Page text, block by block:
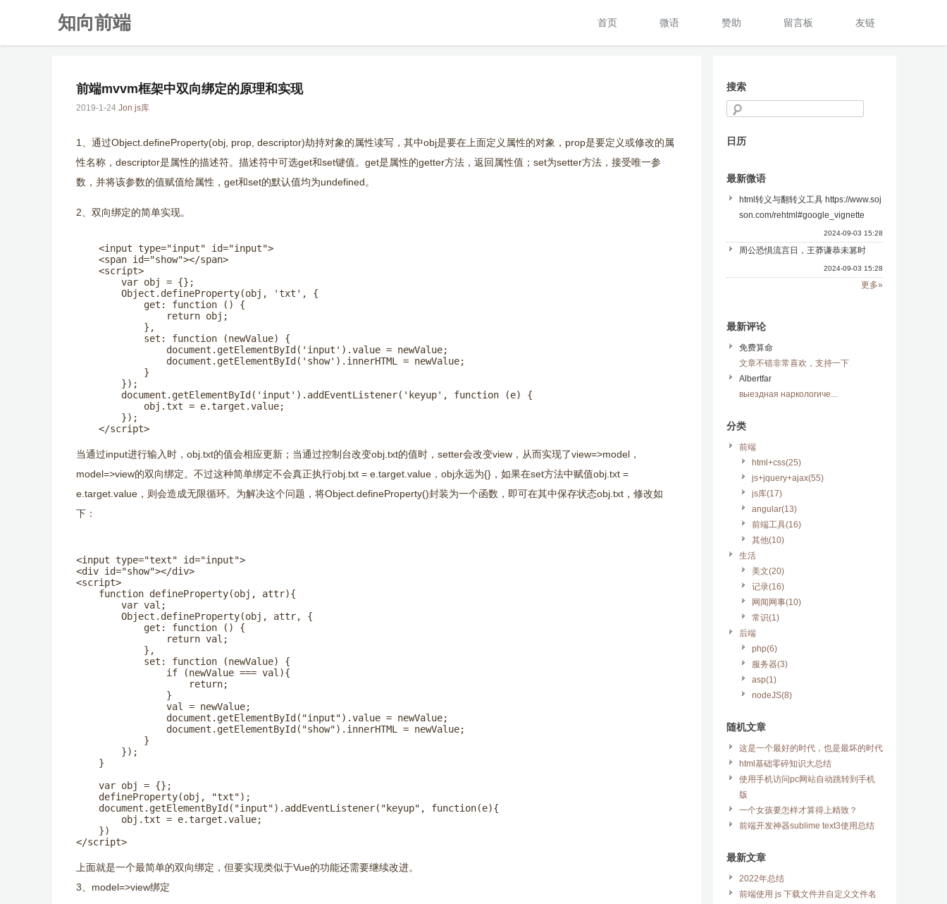
知向前端 首页 微语 赞助 留言板 友链
前端mvvm框架中双向绑定的原理和实现
2019-1-24 Jon js库
1、通过Object.defineProperty(obj, prop, descriptor)劫持对象的属性读写，其中obj是要在上面定义属性的对象，prop是要定义或修改的属
性名称，descriptor是属性的描述符。描述符中可选get和set键值。get是属性的getter方法，返回属性值；set为setter方法，接受唯一参
数，并将该参数的值赋值给属性，get和set的默认值均为undefined。
2、双向绑定的简单实现。
    <input type="input" id="input">
    <span id="show"></span>
    <script>
        var obj = {};
        Object.defineProperty(obj, 'txt', {
            get: function () {
                return obj;
            },
            set: function (newValue) {
                document.getElementById('input').value = newValue;
                document.getElementById('show').innerHTML = newValue;
            }
        });
        document.getElementById('input').addEventListener('keyup', function (e) {
            obj.txt = e.target.value;
        });
    </script>
当通过input进行输入时，obj.txt的值会相应更新；当通过控制台改变obj.txt的值时，setter会改变view，从而实现了view=>model，
model=>view的双向绑定。不过这种简单绑定不会真正执行obj.txt = e.target.value，obj永远为{}，如果在set方法中赋值obj.txt =
e.target.value，则会造成无限循环。为解决这个问题，将Object.defineProperty()封装为一个函数，即可在其中保存状态obj.txt，修改如
下：
<input type="text" id="input">
<div id="show"></div>
<script>
    function defineProperty(obj, attr){
        var val;
        Object.defineProperty(obj, attr, {
            get: function () {
                return val;
            },
            set: function (newValue) {
                if (newValue === val){
                    return;
                }
                val = newValue;
                document.getElementById("input").value = newValue;
                document.getElementById("show").innerHTML = newValue;
            }
        });
    }
    var obj = {};
    defineProperty(obj, "txt");
    document.getElementById("input").addEventListener("keyup", function(e){
        obj.txt = e.target.value;
    })
</script>
上面就是一个最简单的双向绑定，但要实现类似于Vue的功能还需要继续改进。
3、model=>view绑定
搜索
日历
最新微语
html转义与翻转义工具 https://www.soj
son.com/rehtml#google_vignette
2024-09-03 15:28
周公恐惧流言日，王莽谦恭未篡时
2024-09-03 15:28
更多»
最新评论
免费算命
文章不错非常喜欢，支持一下
Albertfar
выездная наркологиче...
分类
前端
html+css(25)
js+jquery+ajax(55)
js库(17)
angular(13)
前端工具(16)
其他(10)
生活
美文(20)
记录(16)
网闻网事(10)
常识(1)
后端
php(6)
服务器(3)
asp(1)
nodeJS(8)
随机文章
这是一个最好的时代，也是最坏的时代
html基础零碎知识大总结
使用手机访问pc网站自动跳转到手机
版
一个女孩要怎样才算得上精致？
前端开发神器sublime text3使用总结
最新文章
2022年总结
前端使用 js 下载文件并自定义文件名